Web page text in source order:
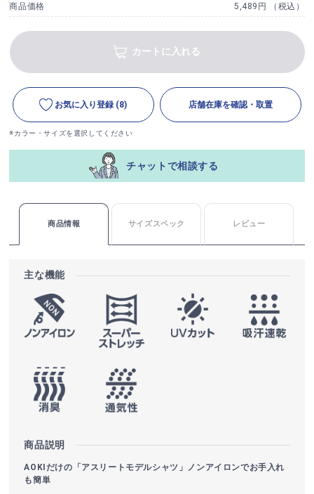
商品価格 5,489円 （税込）
カートに入れる
お気に入り登録 (8) 店舗在庫を確認・取置
※カラー・サイズを選択してください
チャットで相談する
商品情報 サイズスペック レビュー
主な機能
商品説明
AOKIだけの「アスリートモデルシャツ」ノンアイロンでお手入れ
も簡単